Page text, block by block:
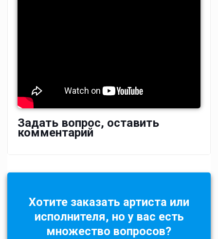
Задать вопрос, оставить
комментарий
Хотите заказать артиста или
исполнителя, но у вас есть
множество вопросов?